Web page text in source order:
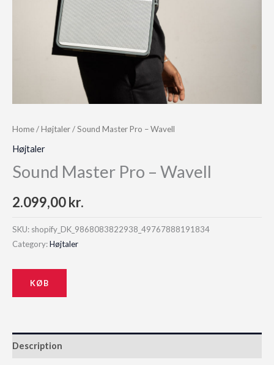
Home/Højtaler/ Sound Master Pro – Wavell
Højtaler
Sound Master Pro – Wavell
2.099,00kr.
SKU: shopify_DK_9868083822938_49767888191834
Category:Højtaler
KØB
Description